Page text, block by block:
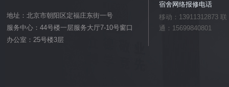
地址：北京市朝阳区定福庄东街一号
服务中心：44号楼一层服务大厅7-10号窗口
办公室：25号楼3层
宿舍网络报修电话
移动：13911312873 联
通：15699840801